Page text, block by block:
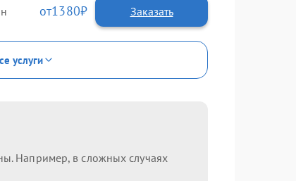
1380
услуги
Например, в сложных случаях